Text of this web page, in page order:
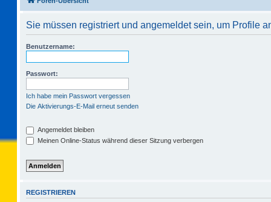
Sie müssen registriert und angemeldet sein, um Profile
Benutzername:
Passwort:
Ich habe mein Passwort vergessen
Die Aktivierungs-E-Mail erneut senden
Angemeldet bleiben
Meinen Online-Status während dieser Sitzung verbergen
REGISTRIEREN